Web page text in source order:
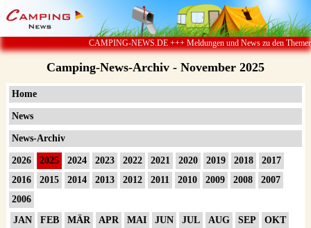
CAMPING-NEWS.DE +++ Meldungen und News zu den
Camping-News-Archiv - November 2025
Home
News
News-Archiv
2026 2025 2024 2023 2022 2021 2020 2019 2018
2017
2016
2015 2014 2013 2012 2011 2010 2009 2008
2007
2006
JAN
FEB MÄR APR MAI JUN JUL AUG SEP
OKT